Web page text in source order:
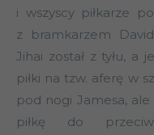
i wszyscy piłkarze
z bramkarzem
Jihai został z tyłu, a
piłki na tzw. aferę w
pod nogi Jamesa, ale
piłkę do